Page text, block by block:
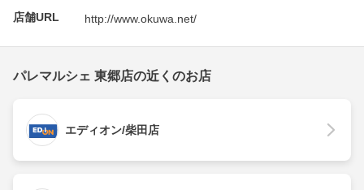
店舗URL http://www.okuwa.net/
パレマルシェ 東郷店の近くのお店
エディオン/柴田店